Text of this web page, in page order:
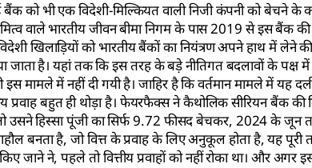
को भी एक विदेशी-मिल्कियत वाली निजी कंपनी को बेचने के
वाले भारतीय जीवन बीमा निगम के पास 2019 से इस बैंक
खिलाड़ियों को भारतीय बैंकों का नियंत्रण अपने हाथ में लेने
जाता है। यहां तक कि इस तरह के बड़े नीतिगत बदलावों के पक्ष
मामले में नहीं दी गयी है। जाहिर है कि वर्तमान मामले में यह
प्रवाह बहुत ही थोड़ा है। फेयरफैक्स ने कैथोलिक सीरियन
उसने हिस्सा पूंजी का सिर्फ 9.72 फीसद बेचकर, 2024 के जून
बनता है, जो वित्त के प्रवाह के लिए अनुकूल होता है, यह
ने, पहले तो वित्तीय प्रवाहों को नहीं रोका था। और अगर इस